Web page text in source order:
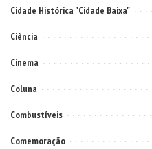
Cidade Histórica "Cidade Baixa"
Ciência
Cinema
Coluna
Combustíveis
Comemoração